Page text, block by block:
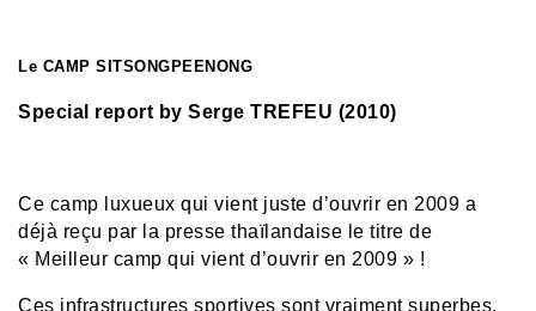
Le CAMP SITSONGPEENONG
Special report by Serge TREFEU (2010)
Ce camp luxueux qui vient juste d’ouvrir en 2009 a
déjà reçu par la presse thaïlandaise le titre de
« Meilleur camp qui vient d’ouvrir en 2009 » !
Ces infrastructures sportives sont vraiment superbes.